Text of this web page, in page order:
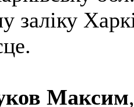
заліку
Максим